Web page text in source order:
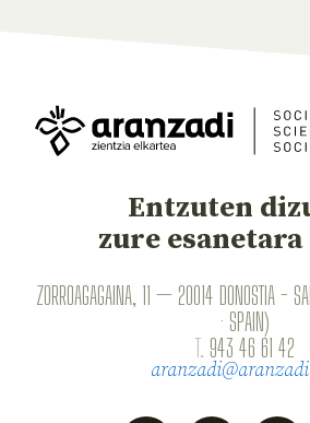
Entzuten
zure esanetara
ZORROAGAGAINA, 11 — 20014 DONOSTIA -
· SPAIN)
T. 943 46 61 42